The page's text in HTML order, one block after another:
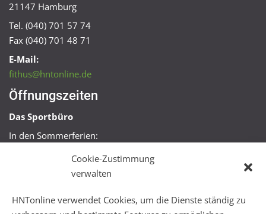
Cookie-Zustimmung
verwalten
HNTonline verwendet Cookies, um die Dienste ständig zu
21147 Hamburg
Tel. (040) 701 57 74
Fax (040) 701 48 71
E-Mail:
fithus@hntonline.de
Öffnungszeiten
Das Sportbüro
In den Sommerferien:
Mo + Mi 16:00 – 18:00 Uhr
Mo – Fr 08:00 – 22:00 Uhr